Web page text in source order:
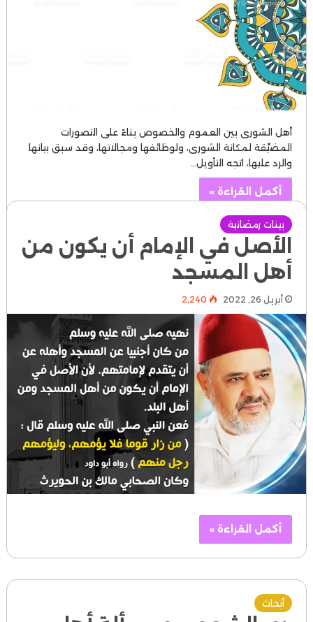
أهل الشورى بين العموم والخصوص بناءً على التصورات
المضيِّقة لمكانة الشورى، ولوظائفها ومجالاتها، وقد سبق بيانها
والرد عليها، اتجه التأويل…
أكمل القراءة »
بينات رمضانية
الأصل في الإمام أن يكون من
أهل المسجد
أبريل 26, 2022 2٬240
أكمل القراءة »
أبحاث